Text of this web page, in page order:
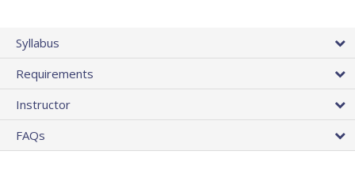
Syllabus
Requirements
Instructor
FAQs